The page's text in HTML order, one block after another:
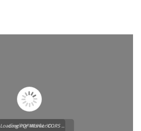
Loading WEBGL 3D ...
Loading PDF Worker CORS ...